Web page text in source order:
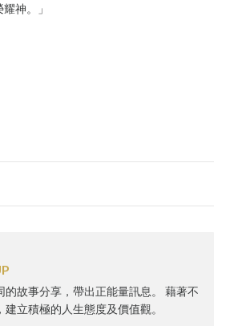
神。」
的故事分享，帶出正能量訊息。 藉著不
立積極的人生態度及價值觀。